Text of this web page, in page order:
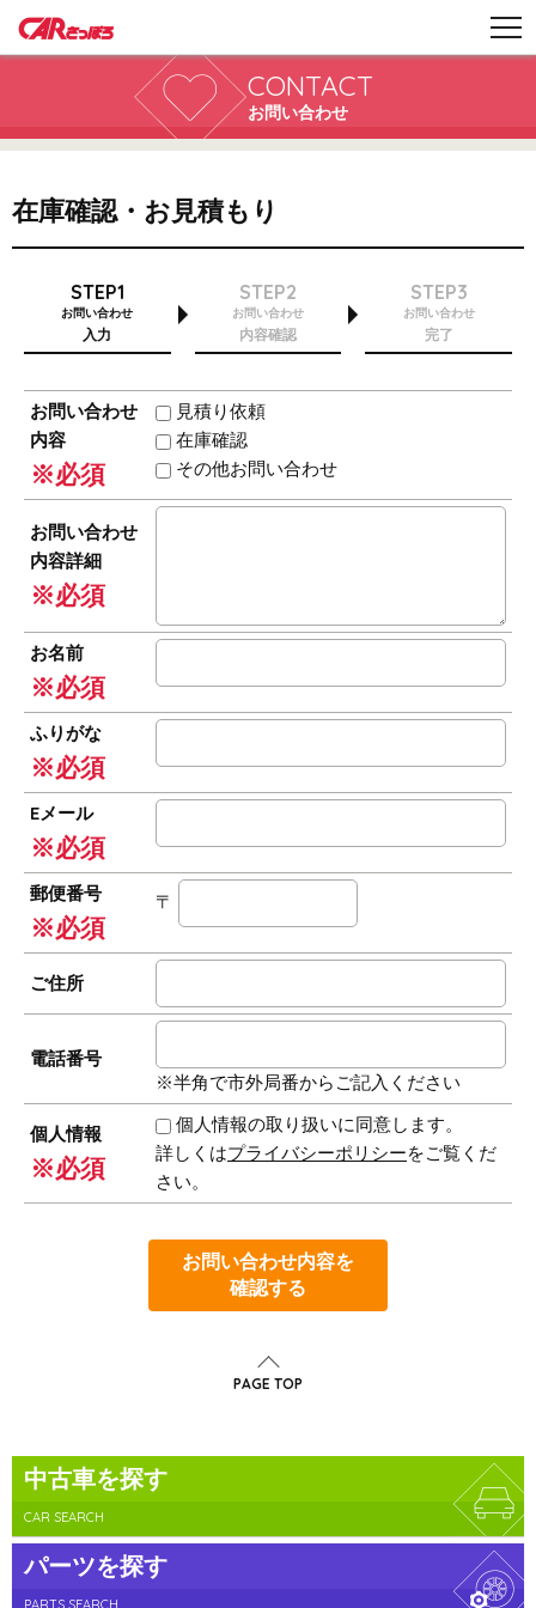
CONTACT
お問い合わせ
在庫確認・お見積もり
STEP1
お問い合わせ
入力
STEP2
お問い合わせ
内容確認
STEP3
お問い合わせ
完了
お問い合わせ
内容
※必須
見積り依頼
在庫確認
その他お問い合わせ
お問い合わせ
内容詳細
※必須
お名前
※必須
ふりがな
※必須
Eメール
※必須
郵便番号
※必須
〒
ご住所
電話番号
※半角で市外局番からご記入ください
個人情報
※必須
個人情報の取り扱いに同意します。
詳しくはプライバシーポリシーをご覧くだ
さい。
お問い合わせ内容を
確認する
PAGE TOP
中古車を探す
CAR SEARCH
パーツを探す
PARTS SEARCH